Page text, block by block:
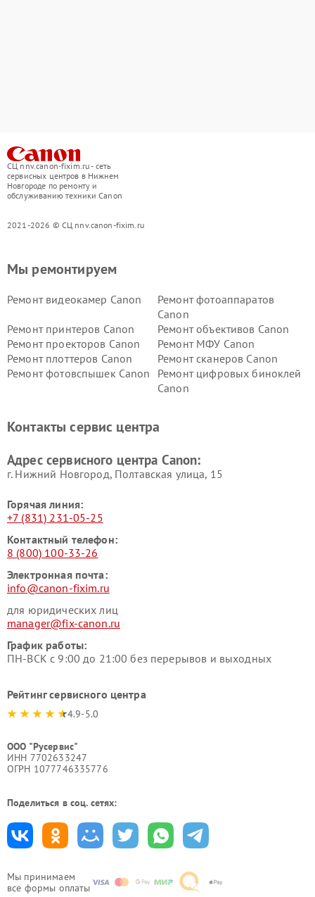
СЦ nnv.canon-fixim.ru - сеть
сервисных центров в Нижнем
Новгороде по ремонту и
обслуживанию техники Canon
2021-2026 © СЦ nnv.canon-fixim.ru
Мы принимаем
все формы оплаты
Мы ремонтируем
Ремонт видеокамер Canon
Ремонт фотоаппаратов
Canon
Ремонт принтеров Canon
Ремонт объективов Canon
Ремонт проекторов Canon
Ремонт МФУ Canon
Ремонт плоттеров Canon
Ремонт сканеров Canon
Ремонт фотовспышек Canon
Ремонт цифровых биноклей
Canon
Контакты сервис центра
Адрес сервисного центра Canon:
г. Нижний Новгород, Полтавская улица, 15
Горячая линия:
+7 (831) 231-05-25
Контактный телефон:
8 (800) 100-33-26
Электронная почта:
info@canon-fixim.ru
для юридических лиц
manager@fix-canon.ru
График работы:
ПН-ВСК с 9:00 до 21:00 без перерывов и выходных
Рейтинг сервисного центра
4.9-5.0
ООО "Русервис"
ИНН 7702633247
ОГРН 1077746335776
Поделиться в соц. сетях: